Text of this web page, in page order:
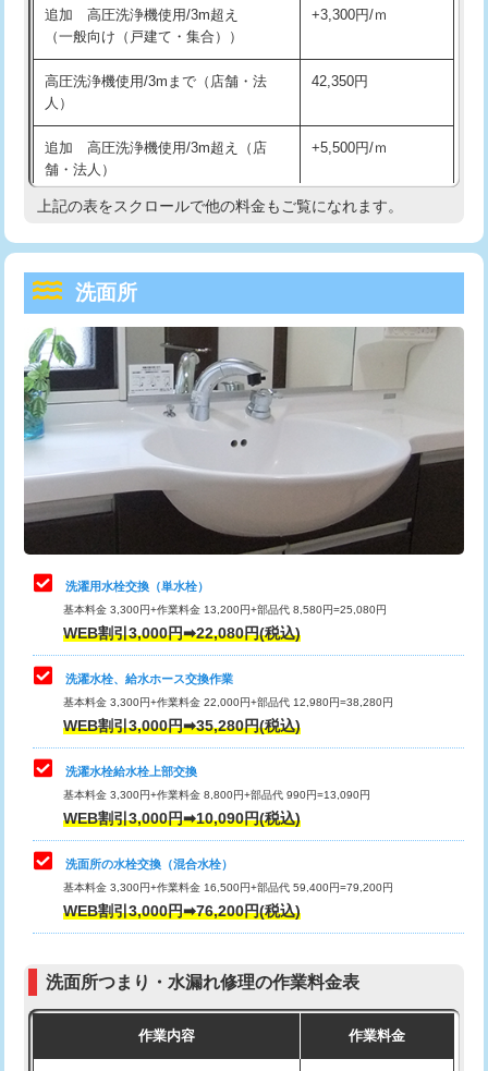
マス交換（深さ50㎝以上） 66,000円
コンクリート斫り（厚さ10㎝まで） 27,500円
コンクリート斫り（厚さ10㎝超え）
モルタル補修（厚さ10㎝まで）
モルタル補修（厚さ10㎝超え） 38,500円
洗面台設置 38,500円
追加人工
廃棄・処分 現場見積
※給水管工事は20mmまでの価格です。
持込商品取付（混合水栓） 16,500円
給水管工事※（ホール加工)
給水管工事※（バンド止め) 3,300円
給水管工事※（支持金具設置) 5,500円
給水管工事※（保温材使用（バンド止
め込み）)
5,500円
給水管工事※（土の掘削・埋め戻し作
業)
11,000円
給水管工事※（塩ビ管（VP・HI）使
用/3ｍまで)
33,000円
給水管工事※（塩ビ管（VP・HI）使
用（追加）/3ｍ超え)
給水管工事※（ライニング鋼管・銅
管・ポリ管・HT管使用/3ｍまで)
44,000円
給水管工事※（ライニング鋼管・銅
管・ポリ管・HT管使用/3ｍ超え)
排水管工事（土の掘削・埋め戻し作
業）
排水管工事（排水管工事/3ｍまで） 55,000円
排水管工事（追加 排水管工事/3ｍ超
え）
マス交換（土の掘削・埋め戻し作業）
マス交換（深さ50㎝未満）
マス交換（深さ50㎝以上）
モルタル補修（厚さ10㎝まで） 27,500円
追加 高圧洗浄機使用/3m超え
（一般向け（戸建て・集合））
+3,300円/ｍ
高圧洗浄機使用/3mまで（店舗・法
人）
42,350円
追加 高圧洗浄機使用/3m超え（店
舗・法人）
+5,500円/ｍ
高度高圧洗浄換 現地調査
トーラー機使用/3mまで
追加トーラー機使用/3m超え +3,300円
カメラ調査 33,000円
桝清掃
止水・漏水調査・防水処理・清掃・修
理・調整・分解・加工など（軽作業）
11,000円
止水・漏水調査・防水処理・清掃・修
理・調整・分解・加工など（中作業）
22,000円
止水・漏水調査・防水処理・清掃・修
理・調整・分解・加工など（重作業）
33,000円
キッチンタンク脱着
その他部品の脱着
交換・取付（タンク）
交換・取付(単水栓（壁付・デッキ
式）)
交換・取付(混合水栓（壁付・デッキ
式・ワンホール）)
16,500円+材料費
（P/S/ポップアップ））
交換・取付（その他部品） 11,000円+材料費
持込商品取付（単水栓） 13,200円
上記の表をスクロールで他の料金もご覧になれます。
洗面所
洗濯用水栓交換（単水栓）
基本料金 3,300円+作業料金 13,200円+部品代 8,580円=25,080円
WEB割引3,000円➡22,080円(税込)
洗濯水栓、給水ホース交換作業
基本料金 3,300円+作業料金 22,000円+部品代 12,980円=38,280円
WEB割引3,000円➡35,280円(税込)
洗濯水栓給水栓上部交換
基本料金 3,300円+作業料金 8,800円+部品代 990円=13,090円
WEB割引3,000円➡10,090円(税込)
洗面所の水栓交換（混合水栓）
基本料金 3,300円+作業料金 16,500円+部品代 59,400円=79,200円
WEB割引3,000円➡76,200円(税込)
洗面所つまり・水漏れ修理の作業料金表
作業内容 作業料金